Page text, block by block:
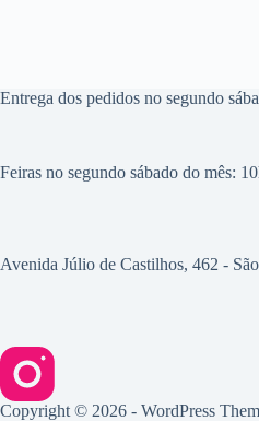
Entrega dos pedidos no segundo
Feiras no segundo sábado do mês:
Avenida Júlio de Castilhos, 462 -
Copyright © 2026 - WordPress